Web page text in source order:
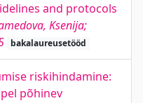
and protocols
Ksenija;
bakalaureusetööd
riskihindamine:
põhinev